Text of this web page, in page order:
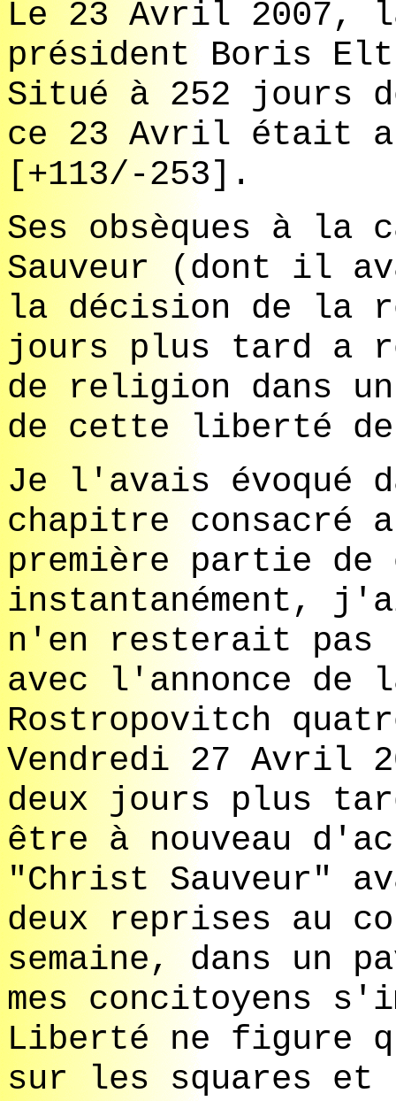
Le 23 Avril 2007,
président Boris
Situé à 252 jours
ce 23 Avril était
[+113/-253].
Ses obsèques à la
Sauveur (dont il
la décision de la
jours plus tard a
de religion dans
de cette liberté de
Je l'avais évoqué
chapitre consacré
première partie
instantanément,
n'en resterait
avec l'annonce de
Rostropovitch
Vendredi 27 Avril
deux jours plus
être à nouveau
"Christ Sauveur"
deux reprises au
semaine, dans un
mes concitoyens
Liberté ne figure
sur les squares et